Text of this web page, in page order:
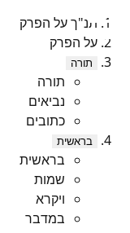
תנ"ך על הפרק
על הפרק
תורה
תורה
נביאים
כתובים
בראשית
בראשית
שמות
ויקרא
במדבר